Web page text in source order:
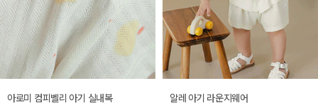
아로미 컴피벨리 아기 실내복 알레 아기 라운지웨어